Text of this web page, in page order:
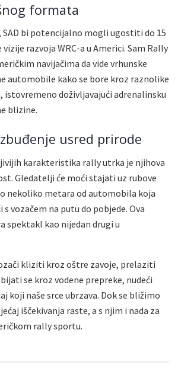
formata
SAD bi potencijalno mogli ugostiti do 15
razvoja WRC-a u Americi. Sam Rally
navijačima da vide vrhunske
automobile kako se bore kroz raznolike
istovremeno doživljavajući adrenalinsku
blizine.
usred prirode
karakteristika rally utrka je njihova
Gledatelji će moći stajati uz rubove
nekoliko metara od automobila koja
s vozačem na putu do pobjede. Ova
spektakl kao nijedan drugi u
kliziti kroz oštre zavoje, prelaziti
se kroz vodene prepreke, nudeći
koji naše srce ubrzava. Dok se bližimo
iščekivanja raste, a s njim i nada za
rally sportu.